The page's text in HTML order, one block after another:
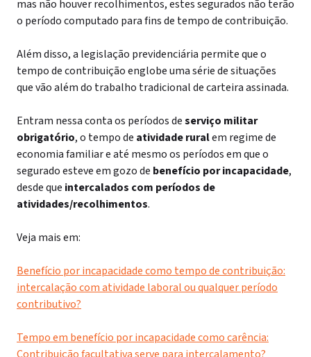
mas não houver recolhimentos, estes segurados não terão
o período computado para fins de tempo de contribuição.
Além disso, a legislação previdenciária permite que o
tempo de contribuição englobe uma série de situações
que vão além do trabalho tradicional de carteira assinada.
Entram nessa conta os períodos deserviço militar
obrigatório, o tempo de atividade ruralem regime de
economia familiar e até mesmo os períodos em que o
segurado esteve em gozo de benefício por incapacidade,
desde que intercalados com períodos de
atividades/recolhimentos.
Veja mais em:
Benefício por incapacidade como tempo de contribuição:
intercalação com atividade laboral ou qualquer período
contributivo?
Tempo em benefício por incapacidade como carência: